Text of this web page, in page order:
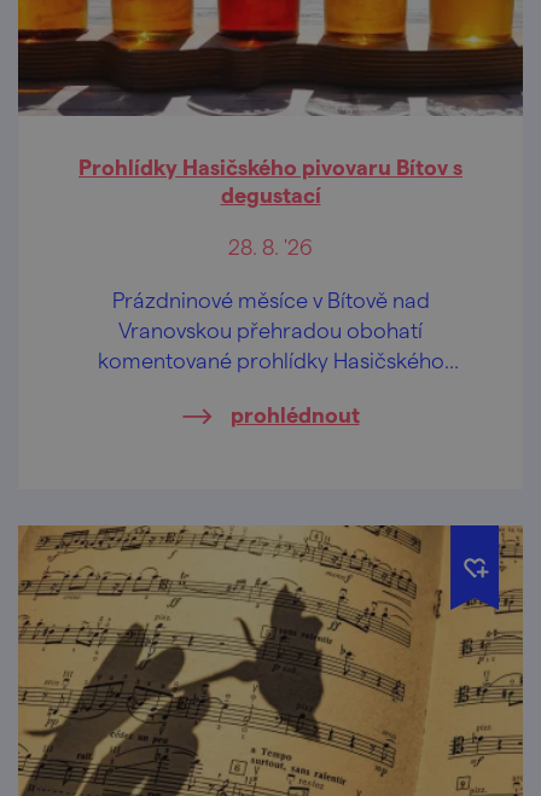
Prohlídky Hasičského pivovaru Bítov s
degustací
28. 8. '26
Prázdninové měsíce v Bítově nad
Vranovskou přehradou obohatí
komentované prohlídky Hasičského
prohlédnout